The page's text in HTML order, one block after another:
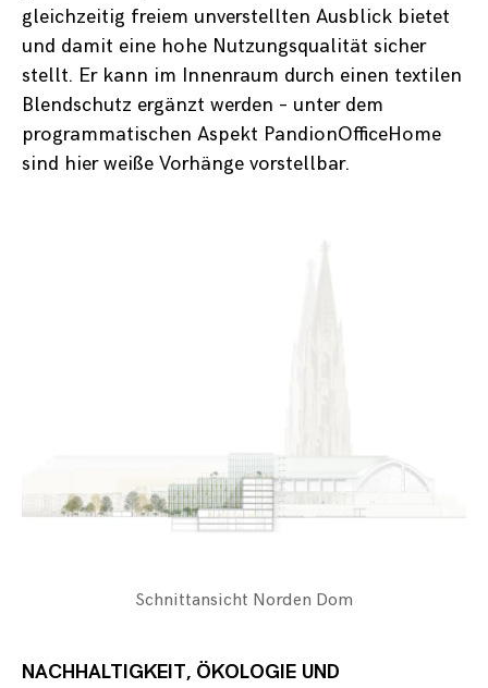
gleichzeitig freiem unverstellten Ausblick bietet
und damit eine hohe Nutzungsqualität sicher
stellt. Er kann im Innenraum durch einen textilen
Blendschutz ergänzt werden – unter dem
programmatischen Aspekt PandionOfficeHome
sind hier weiße Vorhänge vorstellbar.
Schnittansicht Norden Dom
NACHHALTIGKEIT, ÖKOLOGIE UND